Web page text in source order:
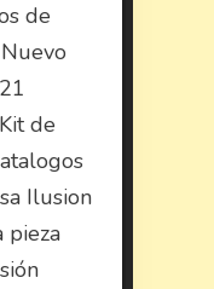
de
de
Ilusion
pieza